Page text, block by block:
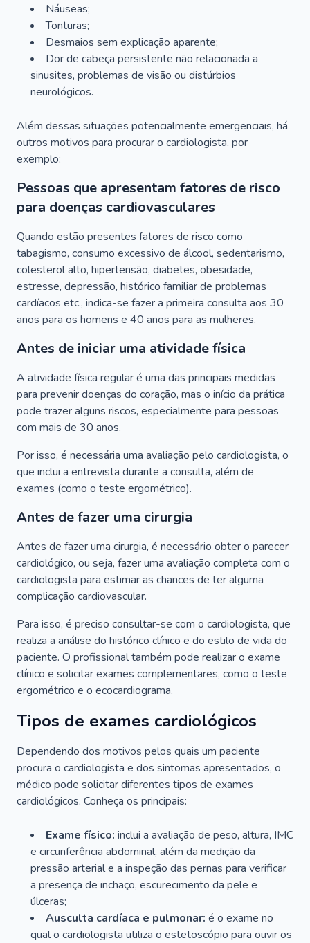
Náuseas;
Tonturas;
Desmaios sem explicação aparente;
Dor de cabeça persistente não relacionada a
sinusites, problemas de visão ou distúrbios
neurológicos.
Além dessas situações potencialmente emergenciais, há
outros motivos para procurar o cardiologista, por
exemplo:
Pessoas que apresentam fatores de risco
para doenças cardiovasculares
Quando estão presentes fatores de risco como
tabagismo, consumo excessivo de álcool, sedentarismo,
colesterol alto, hipertensão, diabetes, obesidade,
estresse, depressão, histórico familiar de problemas
cardíacos etc., indica-se fazer a primeira consulta aos 30
anos para os homens e 40 anos para as mulheres.
Antes de iniciar uma atividade física
A atividade física regular é uma das principais medidas
para prevenir doenças do coração, mas o início da prática
pode trazer alguns riscos, especialmente para pessoas
com mais de 30 anos.
Por isso, é necessária uma avaliação pelo cardiologista, o
que inclui a entrevista durante a consulta, além de
exames (como o teste ergométrico).
Antes de fazer uma cirurgia
Antes de fazer uma cirurgia, é necessário obter o parecer
cardiológico, ou seja, fazer uma avaliação completa com o
cardiologista para estimar as chances de ter alguma
complicação cardiovascular.
Para isso, é preciso consultar-se com o cardiologista, que
realiza a análise do histórico clínico e do estilo de vida do
paciente. O profissional também pode realizar o exame
clínico e solicitar exames complementares, como o teste
ergométrico e o ecocardiograma.
Tipos de exames cardiológicos
Dependendo dos motivos pelos quais um paciente
procura o cardiologista e dos sintomas apresentados, o
médico pode solicitar diferentes tipos de exames
cardiológicos. Conheça os principais:
Exame físico: inclui a avaliação de peso, altura, IMC
e circunferência abdominal, além da medição da
pressão arterial e a inspeção das pernas para verificar
a presença de inchaço, escurecimento da pele e
úlceras;
Ausculta cardíaca e pulmonar: é o exame no
qual o cardiologista utiliza o estetoscópio para ouvir os